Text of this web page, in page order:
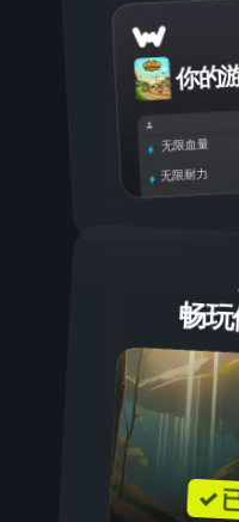
你的
无限血量
无限耐力
畅
✓